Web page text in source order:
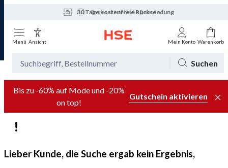
30 Tage kostenfreie Rücksendung
Tagesaktuelle Angebote
Menü Ansicht Mein Konto Warenkorb
Suchen
Bis zu -60% auf Mode und -20%
on top!
Gutschein aktivieren
Lieber Kunde, die Suche ergab kein Ergebnis,